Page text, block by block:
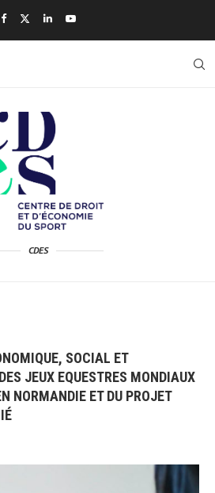
CDES
SOCIAL ET
JEUX EQUESTRES MONDIAUX
NORMANDIE ET DU PROJET